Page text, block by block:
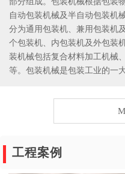
自动包装机械及半自动包装机
分为通用包装机、兼用包装机
个包装机、内包装机及外包装
装机械包括复合材料加工机械
等。包装机械是包装工业的一
工程案例